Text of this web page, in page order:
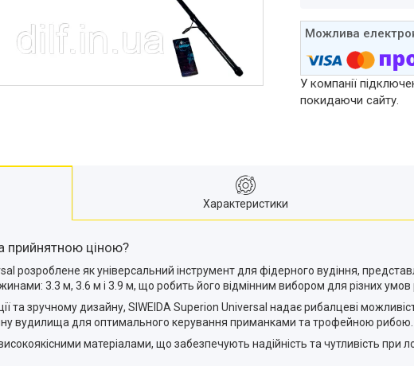
У компанії
покидаючи сайту.
Характеристики
прийнятною ціною?
розроблене як універсальний інструмент для фідерного вудіння,
3.3 м, 3.6 м і 3.9 м, що робить його відмінним вибором для різних умов
та зручному дизайну, SIWEIDA Superion Universal надає рибалцеві
вудилища для оптимального керування приманками та трофейною рибою.
матеріалами, що забезпечують надійність та чутливість при